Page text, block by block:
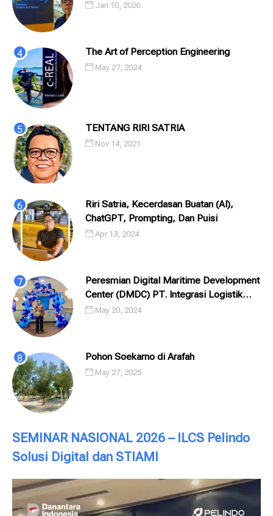
Jan 10, 2026
The Art of Perception Engineering
May 27, 2024
TENTANG RIRI SATRIA
Nov 14, 2021
Riri Satria, Kecerdasan Buatan (AI),
ChatGPT, Prompting, Dan Puisi
Apr 13, 2024
Peresmian Digital Maritime Development
Center (DMDC) PT. Integrasi Logistik
Cipta Solusi (ILCS) / Pelindo Solusi
May 20, 2024
Pohon Soekarno di Arafah
May 27, 2025
SEMINAR NASIONAL 2026 – ILCS Pelindo
Solusi Digital dan STIAMI